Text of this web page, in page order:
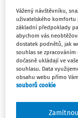
0:00
10
Oblíbené
Vážený návštěvníku,
uživatelského komfortu
základní předpoklady
abychom vás
dostatek podnětů, jak
souhlas se
dočasně ukládají ve
souhlasu. Data
obsahu webu přímo
souborů cookie